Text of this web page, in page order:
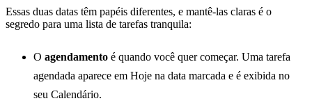
Essas duas datas têm papéis diferentes, e mantê-las claras é o
segredo para uma lista de tarefas tranquila:
O agendamento é quando você quer começar. Uma tarefa
agendada aparece em Hoje na data marcada e é exibida no
seu Calendário.